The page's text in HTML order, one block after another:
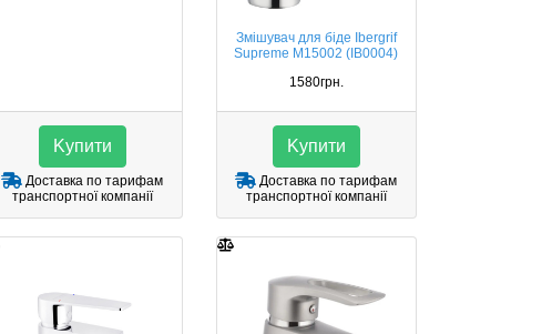
Kупити
Доставка по тарифам
транспортної компанії
Змішувач для біде Ibergrif
Supreme M15002 (IB0004)
1580грн.
Kупити
Доставка по тарифам
транспортної компанії